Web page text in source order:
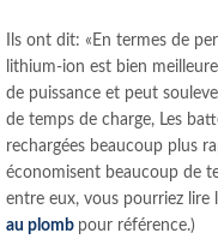
Ils ont dit: «En termes de
lithium-ion est bien
de puissance et peut
de temps de charge, Les
rechargées beaucoup plus
économisent beaucoup de
entre eux, vous pourriez lire
au plomb pour référence.)